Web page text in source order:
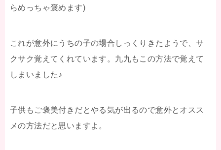
らめっちゃ褒めます)
これが意外にうちの子の場合しっくりきたようで、サ
クサク覚えてくれています。九九もこの方法で覚えて
しまいました♪
子供もご褒美付きだとやる気が出るので意外とオスス
メの方法だと思いますよ。